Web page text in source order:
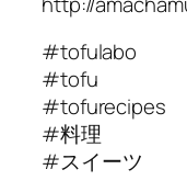
#tofulabo
#tofu
#tofurecipes
#料理
#スイーツ